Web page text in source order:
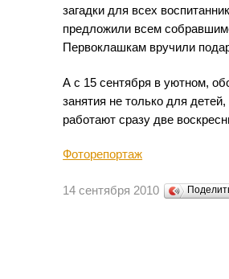
загадки для всех
предложили всем
Первоклашкам вручили
А с 15 сентября в уютном,
занятия не только для
работают сразу две
Фоторепортаж
14 сентября 2010